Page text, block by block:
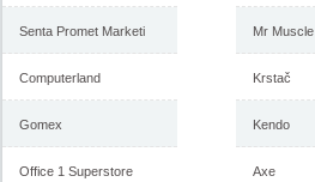
Senta Promet Marketi
Computerland
Gomex
Office 1 Superstore
Mr Muscle
Krstač
Kendo
Axe